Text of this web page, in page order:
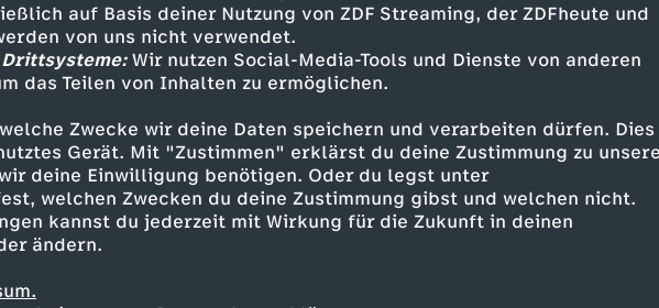
auf Basis deiner Nutzung von ZDF Streaming, der ZDFheute und
von uns nicht verwendet.
Wir nutzen Social-Media-Tools und Dienste von anderen
das Teilen von Inhalten zu ermöglichen.
Zwecke wir deine Daten speichern und verarbeiten dürfen. Dies
Gerät. Mit "Zustimmen" erklärst du deine Zustimmung zu
deine Einwilligung benötigen. Oder du legst unter
welchen Zwecken du deine Zustimmung gibst und welchen nicht.
kannst du jederzeit mit Wirkung für die Zukunft in deinen
ändern.
entdecken
informativ phoenix vor ort